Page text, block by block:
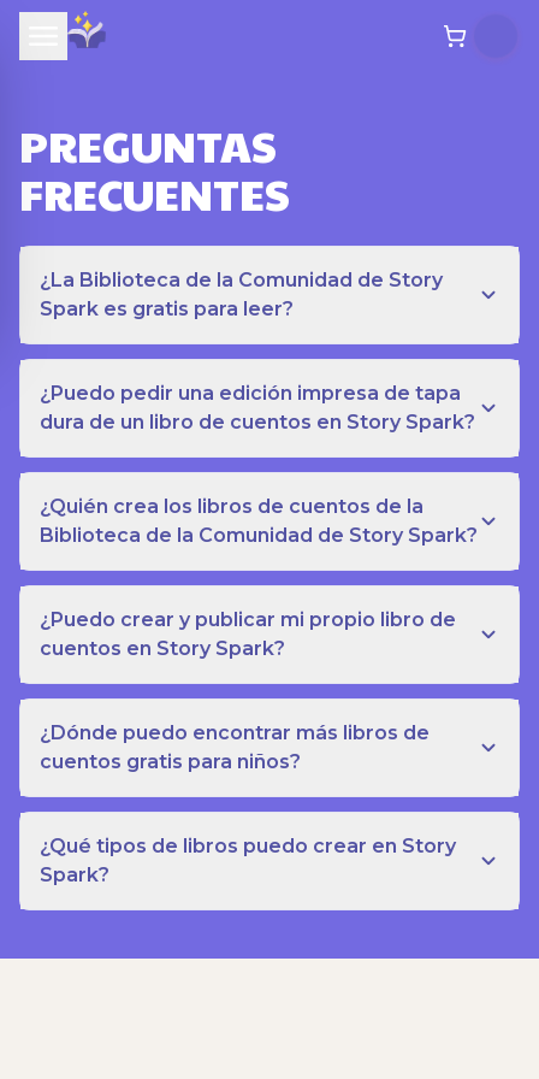
PREGUNTAS
FRECUENTES
¿La Biblioteca de la Comunidad de Story
Spark es gratis para leer?
¿Puedo pedir una edición impresa de tapa
dura de un libro de cuentos en Story Spark?
¿Quién crea los libros de cuentos de la
Biblioteca de la Comunidad de Story Spark?
¿Puedo crear y publicar mi propio libro de
cuentos en Story Spark?
¿Dónde puedo encontrar más libros de
cuentos gratis para niños?
¿Qué tipos de libros puedo crear en Story
Spark?